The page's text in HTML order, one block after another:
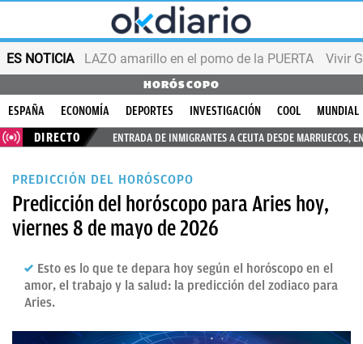
ES NOTICIA LAZO amarillo en el pomo de la PUERTA Vivir
HORÓSCOPO
ESPAÑA ECONOMÍA DEPORTES INVESTIGACIÓN COOL
MUNDIAL
DIRECTO
ENTRADA DE INMIGRANTES A CEUTA DESDE MARRUECOS,
PREDICCIÓN DEL HORÓSCOPO
Predicción del horóscopo para Aries hoy,
viernes 8 de mayo de 2026
Esto es lo que te depara hoy según el horóscopo en el
amor, el trabajo y la salud: la predicción del zodiaco para
Aries.